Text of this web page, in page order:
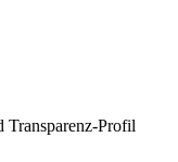
Transparenz-Profil